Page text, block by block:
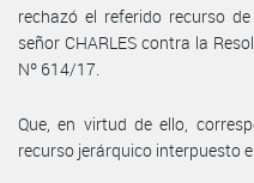
rechazó el referido recurso
señor CHARLES contra la
Nº 614/17.
Que, en virtud de ello,
recurso jerárquico interpuesto